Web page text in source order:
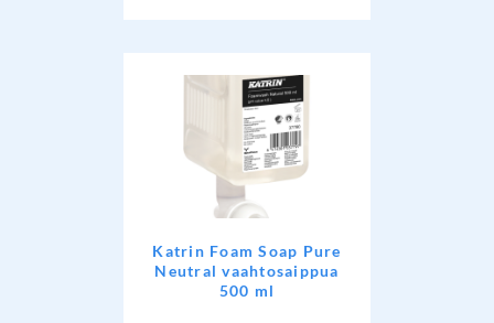
Katrin Foam Soap Pure
Neutral vaahtosaippua
500 ml